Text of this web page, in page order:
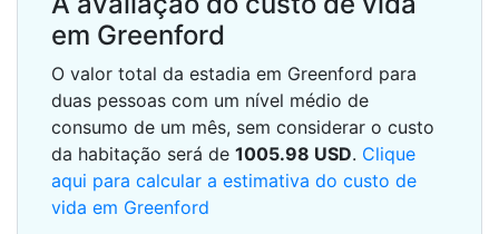
em Greenford
O valor total da estadia em Greenford para
duas pessoas com um nível médio de
consumo de um mês, sem considerar o custo
da habitação será de 1005.98 USD. Clique
aqui para calcular a estimativa do custo de
vida em Greenford